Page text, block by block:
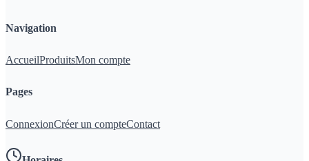
Navigation
AccueilProduitsMon compte
Pages
ConnexionCréer un compteContact